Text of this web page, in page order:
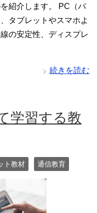
紹介します。 PC（パ
タブレットやスマホよ
の安定性、ディスプレ
続きを読む
学習する教
ト教材 通信教育